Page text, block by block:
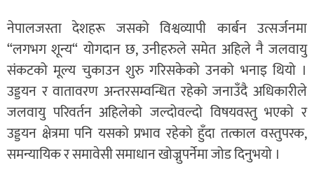
नेपालजस्ता देशहरू जसको विश्वव्यापी कार्बन उत्सर्जनमा
“लगभग शून्य“ योगदान छ, उनीहरुले समेत अहिले नै जलवायु
संकटको मूल्य चुकाउन शुरु गरिसकेको उनको भनाइ थियो ।
उड्डयन र वातावरण अन्तरसम्वन्धित रहेको जनाउँदै अधिकारीले
जलवायु परिवर्तन अहिलेको जल्दोवल्दो विषयवस्तु भएको र
उड्डयन क्षेत्रमा पनि यसको प्रभाव रहेको हुँदा तत्काल वस्तुपरक,
समन्यायिक र समावेसी समाधान खोज्नुपर्नेमा जोड दिनुभयो ।